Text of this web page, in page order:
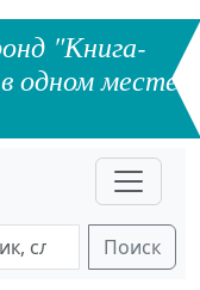
"Книга-
одном месте
Поиск